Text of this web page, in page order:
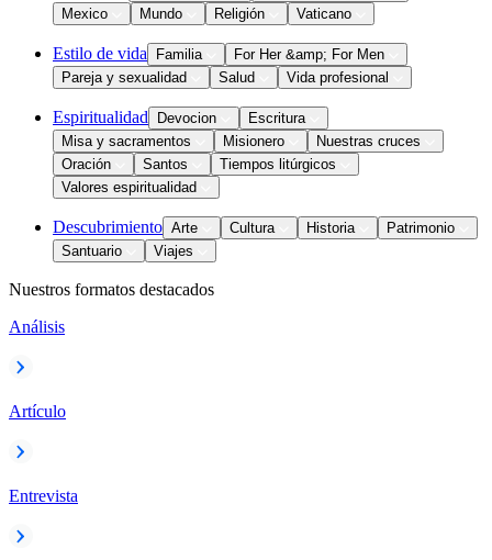
Mexico
Mundo Religión Vaticano
Estilo de vida Familia
For Her &amp; For Men
Pareja y sexualidad
Salud Vida profesional
Espiritualidad Devocion
Escritura
Misa y sacramentos
Misionero
Nuestras cruces
Oración
Santos
Tiempos litúrgicos
Valores espiritualidad
Descubrimiento Arte Cultura Historia
Patrimonio
Santuario
Viajes
Nuestros formatos destacados
Análisis
Artículo
Entrevista